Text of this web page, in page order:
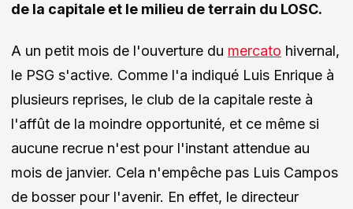
de la capitale et le milieu de terrain du LOSC.
A un petit mois de l'ouverture du mercato hivernal,
le PSG s'active. Comme l'a indiqué Luis Enrique à
plusieurs reprises, le club de la capitale reste à
l'affût de la moindre opportunité, et ce même si
aucune recrue n'est pour l'instant attendue au
mois de janvier. Cela n'empêche pas Luis Campos
de bosser pour l'avenir. En effet, le directeur